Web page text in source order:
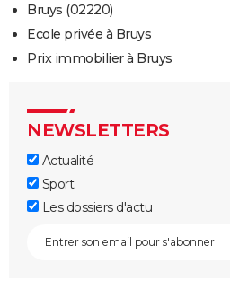
Bruys (02220)
Ecole privée à Bruys
Prix immobilier à Bruys
NEWSLETTERS
Actualité
Sport
Les dossiers d'actu